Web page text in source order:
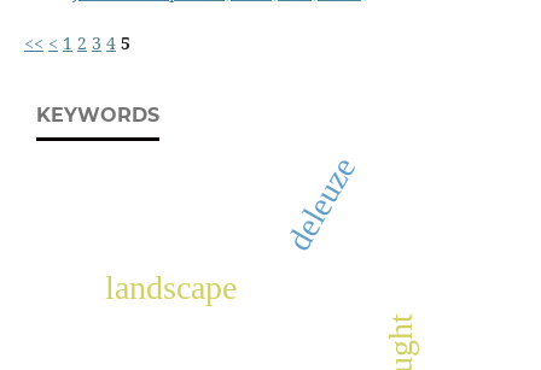
<< < 1 2 3 4 5
KEYWORDS
deleuze
landscape